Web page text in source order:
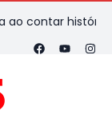
história Vila